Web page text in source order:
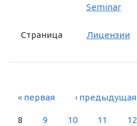
Seminar
Страница Лицензии
СТРАНИЦЫ
« первая ‹ предыдущая
8 9 10 11 12